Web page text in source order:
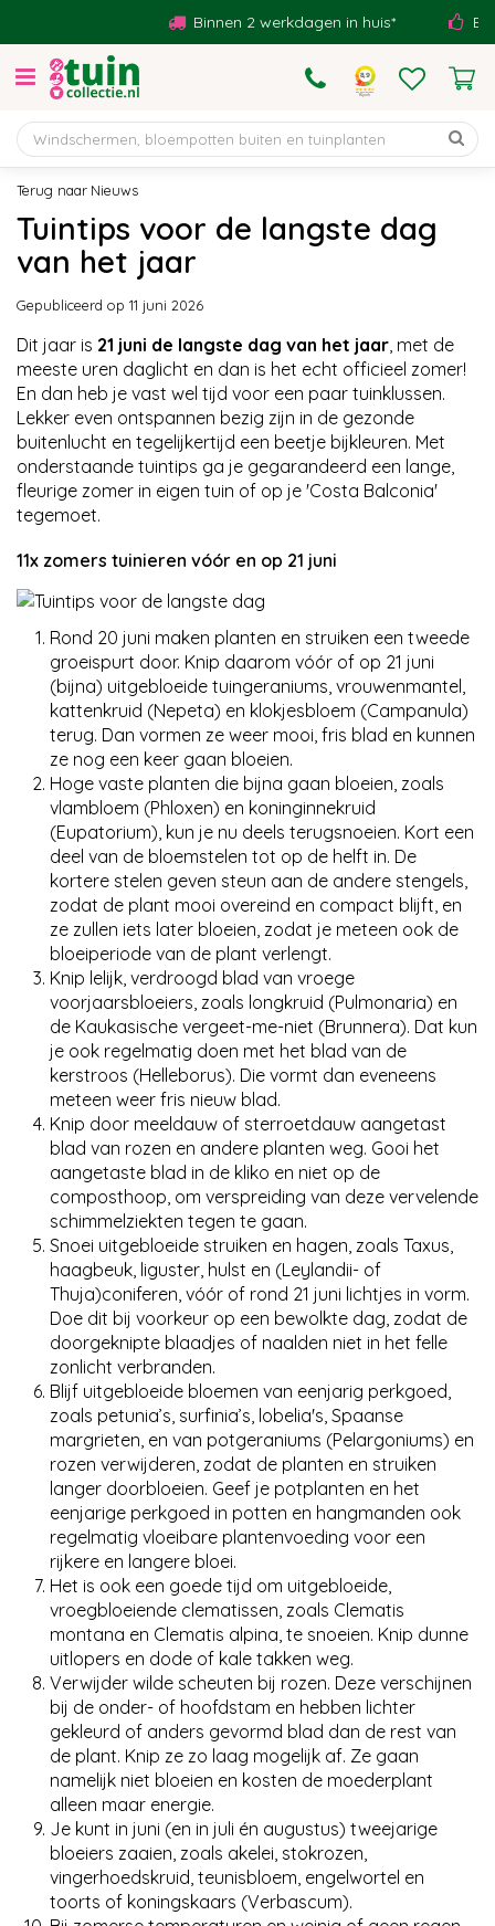
Nieuws
Binnen 2 werkdagen in huis*
Tuintips voor de langste dag
van het jaar
Gepubliceerd op 11 juni 2026
Dit jaar is 21 juni de langste dag van het jaar, met de
meeste uren daglicht en dan is het echt officieel zomer!
En dan heb je vast wel tijd voor een paar tuinklussen.
Lekker even ontspannen bezig zijn in de gezonde
buitenlucht en tegelijkertijd een beetje bijkleuren. Met
onderstaande tuintips ga je gegarandeerd een lange,
fleurige zomer in eigen tuin of op je 'Costa Balconia'
tegemoet.
11x zomers tuinieren vóór en op 21 juni
Rond 20 juni maken planten en struiken een tweede
groeispurt door. Knip daarom vóór of op 21 juni
(bijna) uitgebloeide tuingeraniums, vrouwenmantel,
kattenkruid (Nepeta) en klokjesbloem (Campanula)
terug. Dan vormen ze weer mooi, fris blad en kunnen
ze nog een keer gaan bloeien.
Hoge vaste planten die bijna gaan bloeien, zoals
vlambloem (Phloxen) en koninginnekruid
(Eupatorium), kun je nu deels terugsnoeien. Kort een
deel van de bloemstelen tot op de helft in. De
kortere stelen geven steun aan de andere stengels,
zodat de plant mooi overeind en compact blijft, en
ze zullen iets later bloeien, zodat je meteen ook de
bloeiperiode van de plant verlengt.
Knip lelijk, verdroogd blad van vroege
voorjaarsbloeiers, zoals longkruid (Pulmonaria) en
de Kaukasische vergeet-me-niet (Brunnera). Dat kun
je ook regelmatig doen met het blad van de
kerstroos (Helleborus). Die vormt dan eveneens
meteen weer fris nieuw blad.
Knip door meeldauw of sterroetdauw aangetast
blad van rozen en andere planten weg. Gooi het
aangetaste blad in de kliko en niet op de
composthoop, om verspreiding van deze vervelende
schimmelziekten tegen te gaan.
Snoei uitgebloeide struiken en hagen, zoals Taxus,
haagbeuk, liguster, hulst en (Leylandii- of
Thuja)coniferen, vóór of rond 21 juni lichtjes in vorm.
Doe dit bij voorkeur op een bewolkte dag, zodat de
doorgeknipte blaadjes of naalden niet in het felle
zonlicht verbranden.
Blijf uitgebloeide bloemen van eenjarig perkgoed,
zoals petunia’s, surfinia’s, lobelia's, Spaanse
margrieten, en van potgeraniums (Pelargoniums) en
rozen verwijderen, zodat de planten en struiken
langer doorbloeien. Geef je potplanten en het
eenjarige perkgoed in potten en hangmanden ook
regelmatig vloeibare plantenvoeding voor een
rijkere en langere bloei.
Het is ook een goede tijd om uitgebloeide,
vroegbloeiende clematissen, zoals Clematis
montana en Clematis alpina, te snoeien. Knip dunne
uitlopers en dode of kale takken weg.
Verwijder wilde scheuten bij rozen. Deze verschijnen
bij de onder- of hoofdstam en hebben lichter
gekleurd of anders gevormd blad dan de rest van
de plant. Knip ze zo laag mogelijk af. Ze gaan
namelijk niet bloeien en kosten de moederplant
alleen maar energie.
Je kunt in juni (en in juli én augustus) tweejarige
bloeiers zaaien, zoals akelei, stokrozen,
vingerhoedskruid, teunisbloem, engelwortel en
toorts of koningskaars (Verbascum).